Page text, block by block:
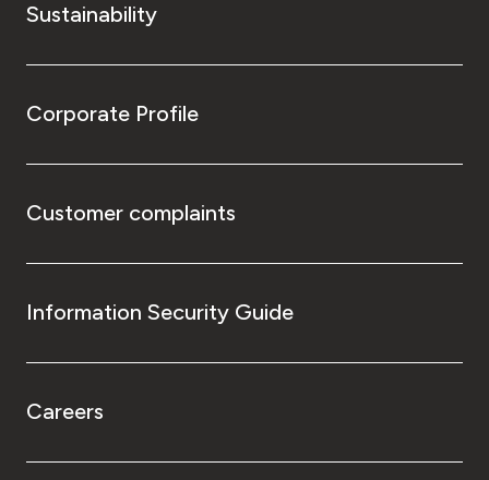
Sustainability
Corporate Profile
Customer complaints
Information Security Guide
Careers